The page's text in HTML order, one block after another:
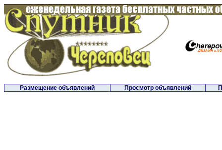
Размещение объявлений Просмотр объявлений